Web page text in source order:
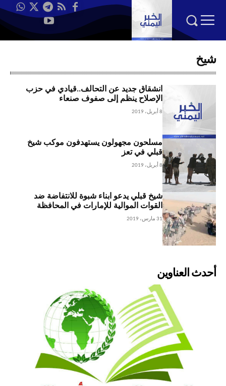
شيخ
انشقاق جديد عن التحالف..قيادي في حزب
الإصلاح ينظم إلى صفوف صنعاء
8 أبريل، 2019
مسلحون مجهولون يستهدفون موكب شيخ
قبلي في تعز
8 أبريل، 2019
شيخ قبلي يدعو ابناء شبوة للانتفاضة ضد
القوات الموالية للإمارات في المحافظة
31 مارس، 2019
أحدث العناوين